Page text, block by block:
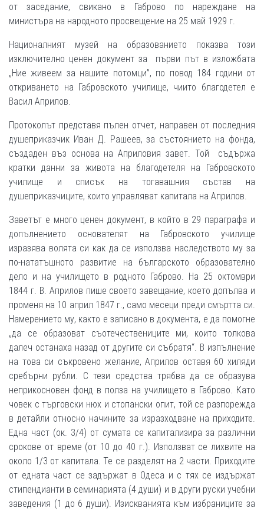
от заседание, свикано в Габрово по нареждане на
министъра на народното просвещение на 25 май 1929 г.
Националният музей на образованието показва този
изключително ценен документ за първи път в изложбата
„Ние живеем за нашите потомци”, по повод 184 години от
откриването на Габровското училище, чиито благодетел е
Васил Априлов.
Протоколът представя пълен отчет, направен от последния
душеприказчик Иван Д. Рашеев, за състоянието на фонда,
създаден въз основа на Априловия завет. Той съдържа
кратки данни за живота на благодетеля на Габровското
училище и списък на тогавашния състав на
душеприказчиците, които управляват капитала на Априлов.
Заветът е много ценен документ, в който в 29 параграфа и
допълнението основателят на Габровското училище
изразява волята си как да се използва наследството му за
по-нататъшното раз­витие на българското образователно
дело и на училището в родното Габрово. На 25 октомври
1844 г. В. Априлов пише своето завещание, което допълва и
променя на 10 април 1847 г., само месеци преди смъртта си.
Намерението му, както е записано в документа, е да помогне
„да се образоват съотечествениците ми, които толкова
далеч останаха назад от другите си събратя“. В изпълнение
на това си съкровено желание, Априлов оставя 60 хиляди
сребърни рубли. С тези средства трябва да се образува
неприкосновен фонд в полза на училището в Габрово. Като
човек с търговски нюх и стопански опит, той се разпорежда
в детайли относно начините за изразходване на приходите.
Една част (ок. 3/4) от сумата се капитализира за различни
срокове от време (от 10 до 40 г.). Използват се лихвите на
около 1/3 от капитала. Те се разделят на 2 части. Приходите
от едната част се задържат в Одеса и с тях се издържат
стипендианти в семинарията (4 души) и в други руски учебни
заведения (1 до 6 души). Изискванията към избраниците за